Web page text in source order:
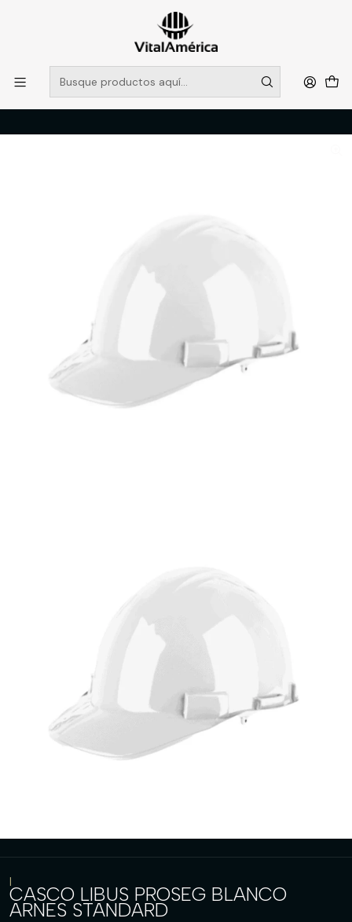
POR SISTEMA FRONTAL SOLO RETIROS EN TIENDA, DESDE
MUCHAS GRACIAS +569 5956 2237
Leer más
Inicio PROTECCION PERSONAL
CRANEO
CASCO LIBUS PROSEG BLANCO ARNES STANDARD
|
CASCO LIBUS PROSEG BLANCO
ARNES STANDARD